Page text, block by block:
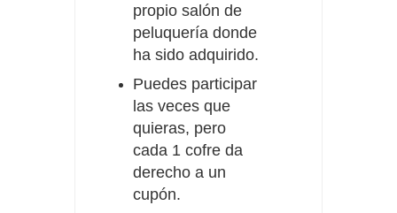
propio salón de
peluquería donde
ha sido adquirido.
Puedes participar
las veces que
quieras, pero
cada 1 cofre da
derecho a un
cupón.